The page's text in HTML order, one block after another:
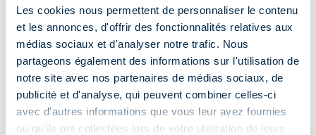
Les cookies nous permettent de personnaliser le contenu
et les annonces, d'offrir des fonctionnalités relatives aux
médias sociaux et d'analyser notre trafic. Nous
partageons également des informations sur l'utilisation de
notre site avec nos partenaires de médias sociaux, de
publicité et d'analyse, qui peuvent combiner celles-ci
avec d'autres informations que vous leur avez fournies
ou qu'ils ont collectées lors de votre utilisation de leurs
Code
(Nm)
Diamètre Tête
CEO45101705 10 45
CEO45101900 10 45 Composite
CEO45151900 15 45 Composite